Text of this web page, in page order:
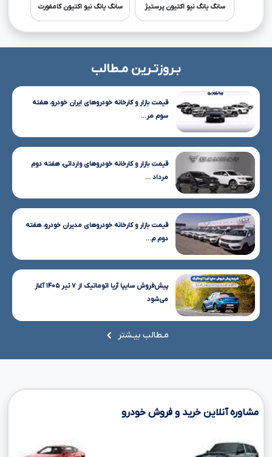
سانگ یانگ نیو اکتیون پرستیژ سانگ یانگ نیو اکتیون کامفورت
بـروزتـرین مـطالب
قیمت بازار و کارخانه خودروهای ایران خودرو، هفته
سوم مر...
قیمت بازار و کارخانه خودروهای وارداتی، هفته دوم
مرداد ...
قیمت بازار و کارخانه خودروهای مدیران خودرو، هفته
دوم م...
پیش‌فروش سایپا آریا اتوماتیک از ۷ تیر ۱۴۰۵ آغاز
می‌شود
مـطالب بیـشتر
مشاوره آنلاین خرید و فروش خودرو